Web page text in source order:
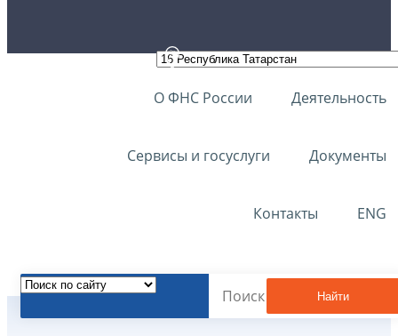
О ФНС России Деятельность
Сервисы и госуслуги Документы
Контакты ENG
Найти